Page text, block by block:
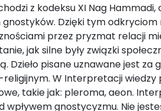
z kodeksu XI Nag
Dzięki tym
przez pryzmat relacji
jak silne były związki
Dzieło pisane uznawane jest
W Interpretacji wiedzy
takie jak: pleroma, aeon.
wpływem gnostycyzmu. Nie